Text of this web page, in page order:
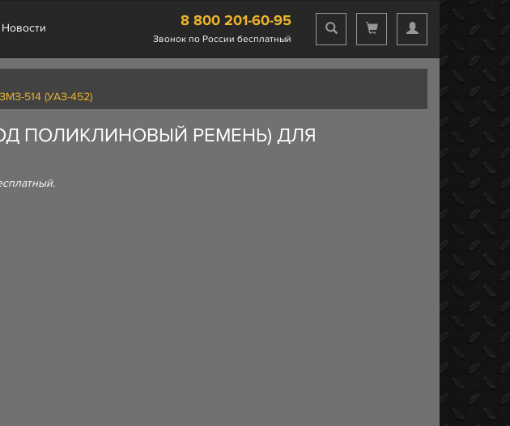
Новости 8 800 201-60-95
Звонок по России бесплатный
514 (УАЗ-452)
ПОЛИКЛИНОВЫЙ РЕМЕНЬ) ДЛЯ